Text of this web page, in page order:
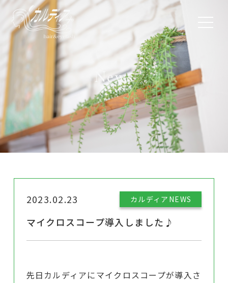
News
2023.02.23 カルディアNEWS
マイクロスコープ導入しました♪
先日カルディアにマイクロスコープが導入さ